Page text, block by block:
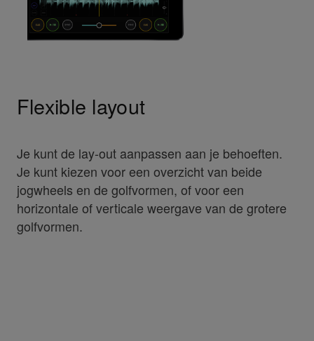
Flexible layout
Je kunt de lay-out aanpassen aan je behoeften.
Je kunt kiezen voor een overzicht van beide
jogwheels en de golfvormen, of voor een
horizontale of verticale weergave van de grotere
golfvormen.